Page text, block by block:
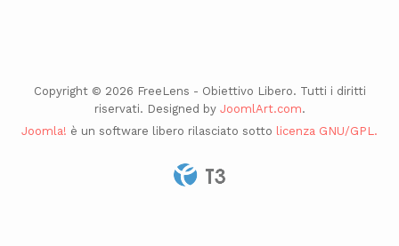
Copyright © 2026 FreeLens - Obiettivo Libero. Tutti i diritti
riservati. Designed by JoomlArt.com.
Joomla! è un software libero rilasciato sotto licenza GNU/GPL.